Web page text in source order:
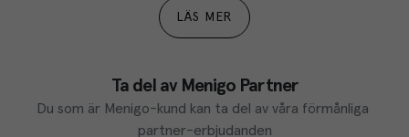
LÄS MER
Ta del av Menigo Partner
Du som är Menigo-kund kan ta del av våra förmånliga
partner-erbjudanden